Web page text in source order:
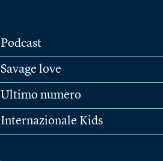
Podcast
Savage love
Ultimo numero
Internazionale Kids